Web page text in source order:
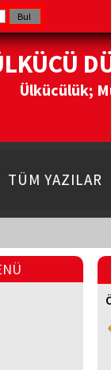
Ülkücülük;
TÜM YAZILAR